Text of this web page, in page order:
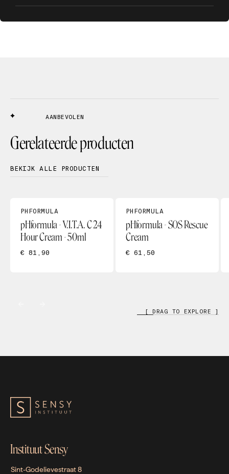
AANBEVOLEN
Gerelateerde producten
BEKIJK ALLE PRODUCTEN
PHFORMULA
pHformula - V.I.T.A. C 24
Hour Cream - 50ml
€ 81,90
PHFORMULA
pHformula - SOS Rescue
Cream
€ 61,50
[ DRAG TO EXPLORE ]
Instituut Sensy
Sint-Godelievestraat 8